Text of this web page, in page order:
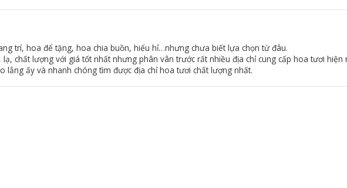
trí, hoa để tặng, hoa chia buồn, hiếu hỉ…nhưng chưa biết lựa chọn từ đâu.
chất lượng với giá tốt nhất nhưng phân vân trước rất nhiều địa chỉ cung cấp hoa tươi hiện
lắng ấy và nhanh chóng tìm được địa chỉ hoa tươi chất lượng nhất.